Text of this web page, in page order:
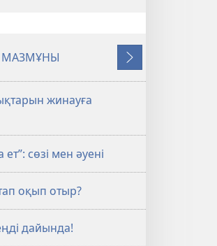
досы
МАЗМҰНЫ
Келесі
жинауға
сөзі мен әуені
оқып отыр?
дайында!